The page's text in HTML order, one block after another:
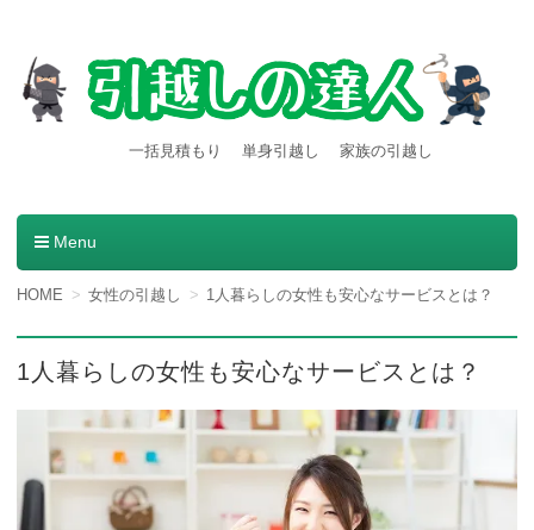
【引越しの達人】東京都内発
引越し料金一括見積もりサービスを利用すると引越し料金
一括見積もり 単身引越し 家族の引越し
Menu
コンテンツへ移動
HOME 女性の引越し 1人暮らしの女性も安心なサービスとは？
1人暮らしの女性も安心なサービスとは？